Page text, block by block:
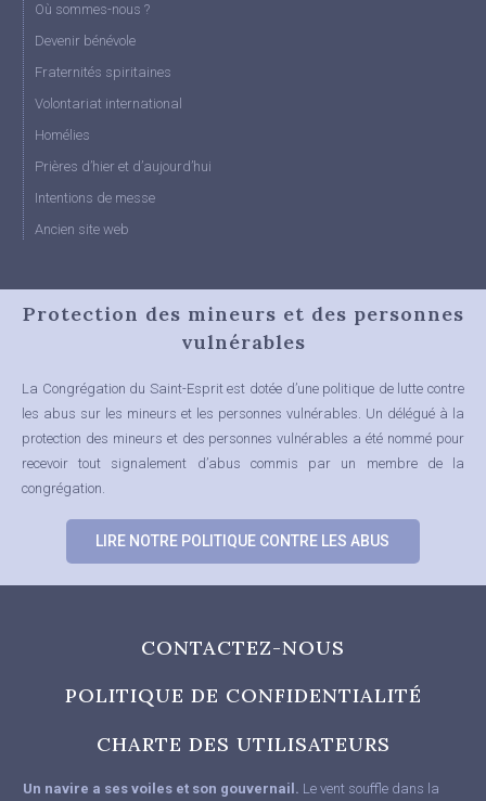
Où sommes-nous ?
Devenir bénévole
Fraternités spiritaines
Volontariat international
Homélies
Prières d’hier et d’aujourd’hui
Intentions de messe
Ancien site web
Protection des mineurs et des personnes
vulnérables
La Congrégation du Saint-Esprit est dotée d’une politique de lutte contre
les abus sur les mineurs et les personnes vulnérables. Un délégué à la
protection des mineurs et des personnes vulnérables a été nommé pour
recevoir tout signalement d’abus commis par un membre de la
congrégation.
LIRE NOTRE POLITIQUE CONTRE LES ABUS
CONTACTEZ-NOUS
POLITIQUE DE CONFIDENTIALITÉ
CHARTE DES UTILISATEURS
Un navire a ses voiles et son gouvernail. Le vent souffle dans la